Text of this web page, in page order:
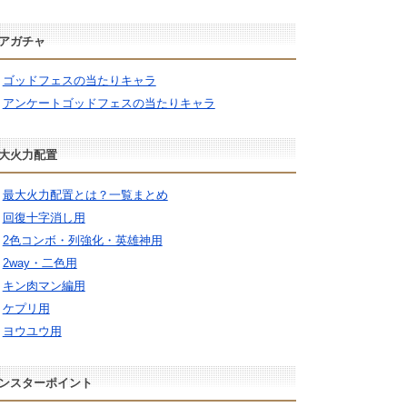
ガチャ
ゴッドフェスの当たりキャラ
アンケートゴッドフェスの当たりキャラ
火力配置
最大火力配置とは？一覧まとめ
回復十字消し用
2色コンボ・列強化・英雄神用
2way・二色用
キン肉マン編用
ケプリ用
ヨウユウ用
スターポイント